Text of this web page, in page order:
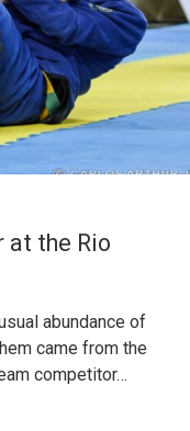
at the Rio
abundance of
came from the
competitor…